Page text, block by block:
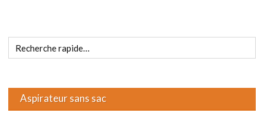
Aspirateur sans sac